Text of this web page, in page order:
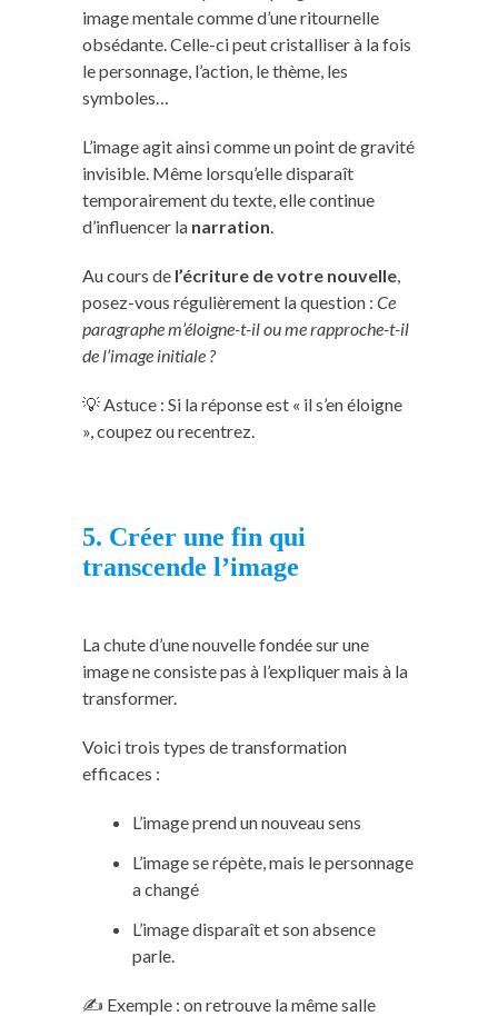
image mentale comme d’une ritournelle
obsédante. Celle-ci peut cristalliser à la fois
le personnage, l’action, le thème, les
symboles…
L’image agit ainsi comme un point de gravité
invisible. Même lorsqu’elle disparaît
temporairement du texte, elle continue
d’influencer la narration
Au cours de l’écriture de votre nouvelle
posez-vous régulièrement la question : Ce
paragraphe m’éloigne-t-il ou me rapproche-t-il
de l’image initiale ?
💡 Astuce : Si la réponse est « il s’en éloigne
», coupez ou recentrez.
5. Créer une fin qui
transcende l’image
La chute d’une nouvelle fondée sur une
image ne consiste pas à l’expliquer mais à la
transformer.
Voici trois types de transformation
efficaces :
L’image prend un nouveau sens
L’image se répète, mais le personnage
a changé
L’image disparaît et son absence
parle.
✍️ Exemple : on retrouve la même salle